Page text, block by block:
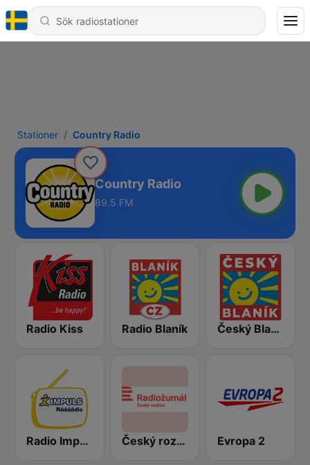
Stationer Country Radio
Country Radio
89.5 FM
Radio Kiss Radio Blaník Český Blaník
Radio Impuls Český rozhlas Radiožurnál Evropa 2